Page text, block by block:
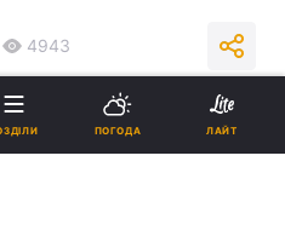
4943
на нас в Google
ПОГОДА ЛАЙТ